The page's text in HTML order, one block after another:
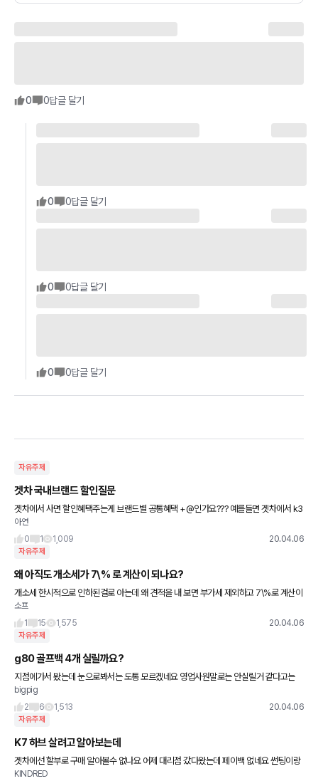
0 0답글 달기
0 0답글 달기
0 0답글 달기
0 0답글 달기
자유주제
겟차 국내브랜드 할인질문
겟차에서 사면 할인혜택주는게 브랜드별 공통혜택 +@인가요??? 예를들면 겟차에서 k3
2000만원에서 40깍아줘서 1960으로 견적이 잡히는데 여기에 추가로 기아자동차 홈페
이지 공통혜택인 70만원
아연
0
1 1,009 20.04.06
자유주제
왜 아직도 개소세가 7\% 로 계산이 되나요?
개소세 한시적으로 인하된걸로 아는데 왜 견적을 내 보면 부가세 제외하고 7\%로 계산이
되는지? 수정해주시면 좋을것 같아요 얼마전 매장에 가서 견적을 받아보고 견적서에 개
소세 인하 적용된게 맞냐
소프
1
15 1,575 20.04.06
자유주제
g80 골프백 4개 실릴까요?
지점에가서 봤는데 눈으로봐서는 도통 모르겠네요 영업사원말로는 안실릴거 같다고는
하는데요
bigpig
2
6 1,513 20.04.06
자유주제
K7 하브 살려고 알아보는데
겟차에선 할부로 구매 알아볼수 없나요 어제 대리점 갔다왔는데 페이백 없네요 썬팅이랑
블박만 해준다고 하더라구요
KINDRED